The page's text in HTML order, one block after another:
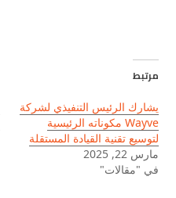
مرتبط
يشارك الرئيس التنفيذي لشركة
Wayve مكوناته الرئيسية
لتوسيع تقنية القيادة المستقلة
مارس 22, 2025
في "مقالات"